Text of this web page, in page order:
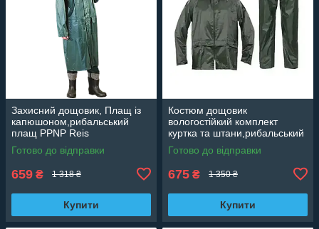
Захисний дощовик, Плащ із
капюшоном,рибальський
плащ PPNP Reis
Готово до відправки
659 ₴ 1 318 ₴
Купити
Костюм дощовик
вологостійкий комплект
куртка та штани,рибальський
комплект
Готово до відправки
675 ₴ 1 350 ₴
Купити